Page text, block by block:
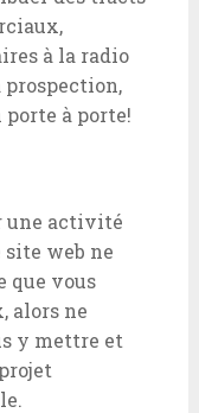
à la radio
à porte!
une activité
web ne
que vous
alors ne
y mettre et